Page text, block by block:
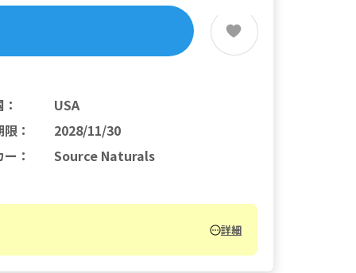
：
USA
限：
2028/11/30
ー ： Source Naturals
詳細